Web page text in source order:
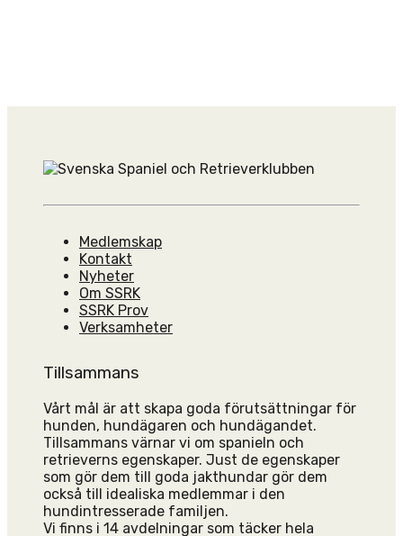
Medlemskap
Kontakt
Nyheter
Om SSRK
SSRK Prov
Verksamheter
Tillsammans
Vårt mål är att skapa goda förutsättningar för
hunden, hundägaren och hundägandet.
Tillsammans värnar vi om spanieln och
retrieverns egenskaper. Just de egenskaper
som gör dem till goda jakthundar gör dem
också till idealiska medlemmar i den
hundintresserade familjen.
Vi finns i 14 avdelningar som täcker hela